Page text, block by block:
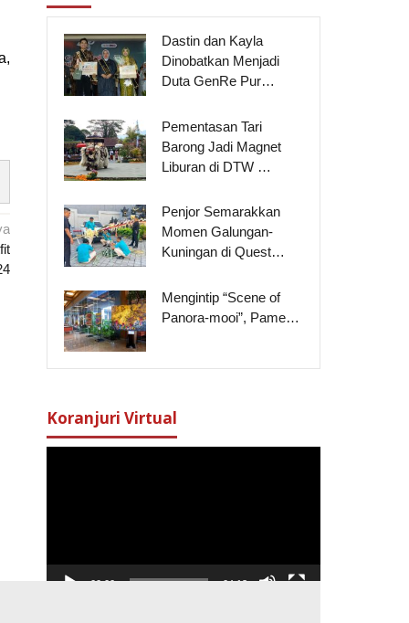
Dastin dan Kayla
Dinobatkan Menjadi
Duta GenRe Pur…
Pementasan Tari
Barong Jadi Magnet
Liburan di DTW …
Penjor Semarakkan
Momen Galungan-
Kuningan di Quest…
Mengintip “Scene of
Panora-mooi”, Pame…
Koranjuri Virtual
00:00 04:13